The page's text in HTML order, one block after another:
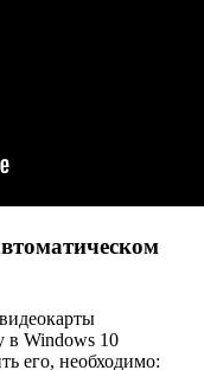
в Windows 10
его, необходимо: